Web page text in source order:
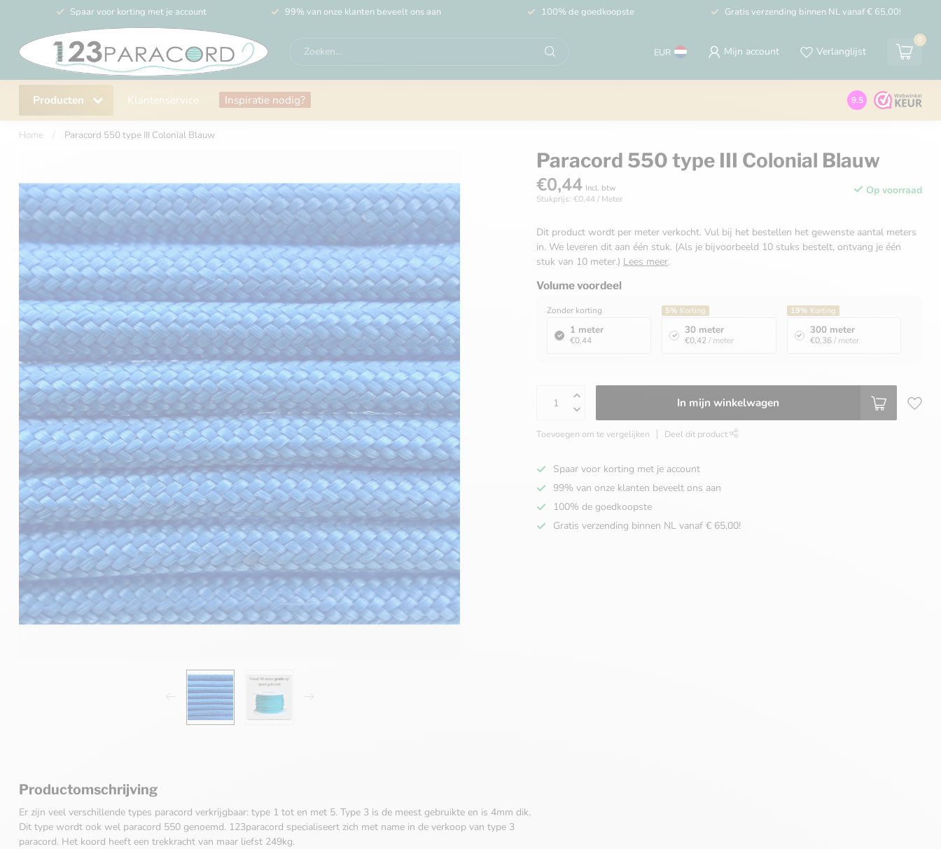
Spaar voor korting met je account 99% van onze klanten beveelt ons aan 100% de goedkoopste Gratis verzending binnen NL vanaf € 65,00!
EUR Mijn account Verlanglijst
0
Producten Klantenservice Inspiratie nodig? 9.5
Home Paracord 550 type III Colonial Blauw
Paracord 550 type III Colonial Blauw
€0,44 Incl. btw
Stukprijs: €0,44 / Meter
Op voorraad
Dit product wordt per meter verkocht. Vul bij het bestellen het gewenste aantal meters
in. We leveren dit aan één stuk. (Als je bijvoorbeeld 10 stuks bestelt, ontvang je één
stuk van 10 meter.) Lees meer.
Volume voordeel
Zonder korting
1 meter
€0,44
5% Korting
30 meter
€0,42 / meter
19% Korting
300 meter
€0,36 / meter
In mijn winkelwagen
Toevoegen om te vergelijken Deel dit product
Spaar voor korting met je account
99% van onze klanten beveelt ons aan
100% de goedkoopste
Gratis verzending binnen NL vanaf € 65,00!
Productomschrijving
Er zijn veel verschillende types paracord verkrijgbaar: type 1 tot en met 5. Type 3 is de meest gebruikte en is 4mm dik.
Dit type wordt ook wel paracord 550 genoemd. 123paracord specialiseert zich met name in de verkoop van type 3
paracord. Het koord heeft een trekkracht van maar liefst 249kg.